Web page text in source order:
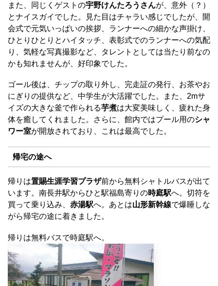
また、同じくゲストの宇野けんたろうさんが、意外（？）
とナイスガイでした。見た目はチャラい感じでしたが、開
会式で元気いっぱいの挨拶、ランナーへの細かな声掛け、
ひとりひとりとハイタッチ、表彰式でのランナーへの気配
り、気軽な写真撮影など、タレントとしては当たり前なの
かも知れませんが、好印象でした。
ゴール後は、チップの取り外し、完走証の発行、お茶やお
にぎりの提供など、中学生が大活躍でした。また、2mサ
イズの大きな釜で作られる芋煮は大変美味しく、疲れた身
体を癒してくれました。さらに、館内ではプール用のシャ
ワー室が開放されており、これは最高でした。
帰宅の途へ
帰りは置賜生涯学習プラザ前から無料シャトルバスが出て
います。南長井駅からひと駅福島寄りの時庭駅へ。切符を
買って乗り込み、 赤湯駅へ。あとは山形新幹線で爆睡しな
がら帰宅の途に着きました。
帰りは無料バスで時庭駅へ。